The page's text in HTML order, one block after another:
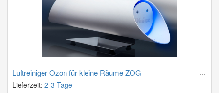
Luftreiniger Ozon für kleine Räume ZOG
Lieferzeit: 2-3 Tage